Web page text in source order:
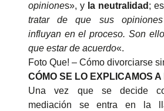
opiniones», y la neutralidad ;
tratar de que sus
influyan en el proceso. Son
que estar de acuerdo«.
Foto Que! – Cómo divorciarse
CÓMO SE LO EXPLICAMOS A
Una vez que se decide
mediación se entra en la